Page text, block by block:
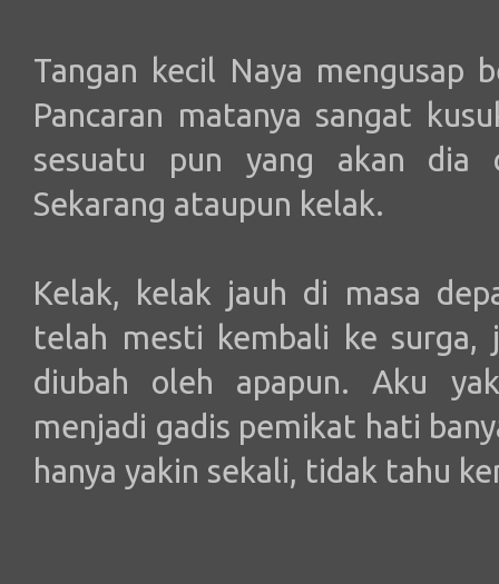
Tangan kecil Naya mengusap
Pancaran matanya sangat
sesuatu pun yang akan dia
Sekarang ataupun kelak.
Kelak, kelak jauh di masa
telah mesti kembali ke surga,
diubah oleh apapun. Aku
menjadi gadis pemikat hati
hanya yakin sekali, tidak tahu